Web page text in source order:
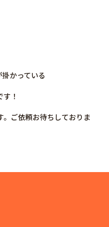
かっている
！
。ご依頼お待ちしておりま